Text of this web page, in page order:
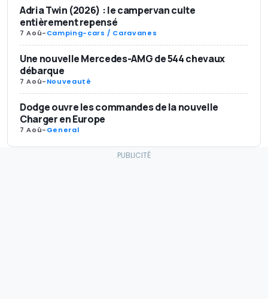
Adria Twin (2026) : le campervan culte
entièrement repensé
7 Aoû-Camping-cars / Caravanes
Une nouvelle Mercedes-AMG de 544 chevaux
débarque
7 Aoû-Nouveauté
Dodge ouvre les commandes de la nouvelle
Charger en Europe
7 Aoû-General